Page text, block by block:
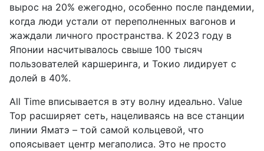
вырос на 20% ежегодно, особенно после пандемии,
когда люди устали от переполненных вагонов и
жаждали личного пространства. К 2023 году в
Японии насчитывалось свыше 100 тысяч
пользователей каршеринга, и Токио лидирует с
долей в 40%.
All Time вписывается в эту волну идеально. Value
Top расширяет сеть, нацеливаясь на все станции
линии Яматэ – той самой кольцевой, что
опоясывает центр мегаполиса. Это не просто